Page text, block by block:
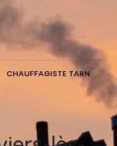
CHAUFFAGISTE TARN